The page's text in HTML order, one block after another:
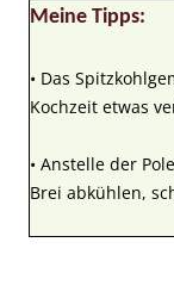
Meine Tipps:
• Das
Kochzeit etwas
• Anstelle der
Brei abkühlen,